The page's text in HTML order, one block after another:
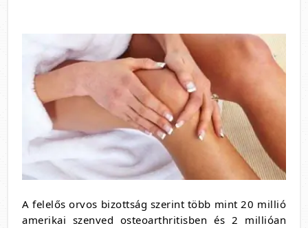
A felelős orvos bizottság szerint több mint 20 millió
amerikai szenved osteoarthritisben és 2 millióan